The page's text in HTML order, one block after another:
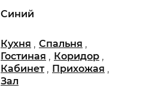
Синий
Кухня , Спальня ,
Гостиная , Коридор ,
Кабинет , Прихожая ,
Зал